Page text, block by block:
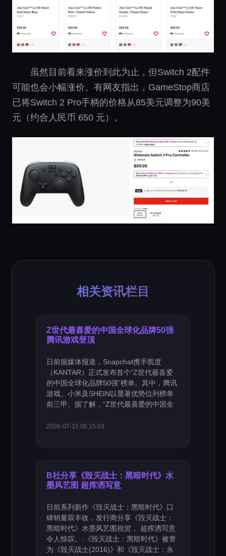
虽然目前看来涨价到此为止，但Switch 2配件
可能也会小幅涨价。有网友指出，GameStop商店
已将Switch 2 Pro手柄的价格从85美元调整为90美
元（约合人民币 650 元）。
相关资讯栏目
Z世代最喜爱的中国全球化品牌50强
腾讯游戏登顶
日前据媒体报道，Snapchat携手凯度
（KANTAR）正式发布首个“Z世代最喜爱
的中国全球化品牌50强”榜单。其中，腾讯
游戏、小米及SHEIN以显著优势位列榜单
前三甲。据了解，“Z世代最喜爱的中国全
2026-07-15 06:15:03
B社分享《毁灭战士：黑暗时代》水
墨风艺图 超挥洒写意
日前系列新作《毁灭战士：黑暗时代》口
碑销量双丰收，发行商分享《毁灭战士：
黑暗时代》水墨风艺图祝贺， 超挥洒写意
令人惊叹。·《毁灭战士：黑暗时代》被誉
为《毁灭战士(2016)》和《毁灭战士：永